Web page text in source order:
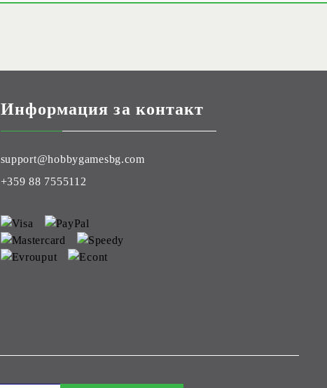
Информация за контакт
support@hobbygamesbg.com
+359 88 7555112